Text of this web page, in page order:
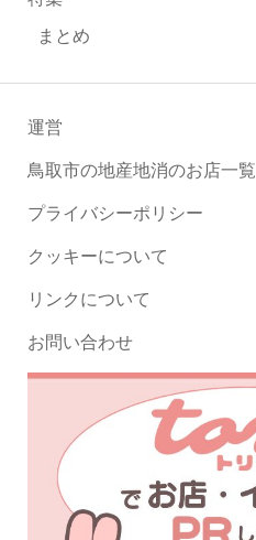
まとめ
運営
鳥取市の地産地消のお店一覧
プライバシーポリシー
クッキーについて
リンクについて
お問い合わせ